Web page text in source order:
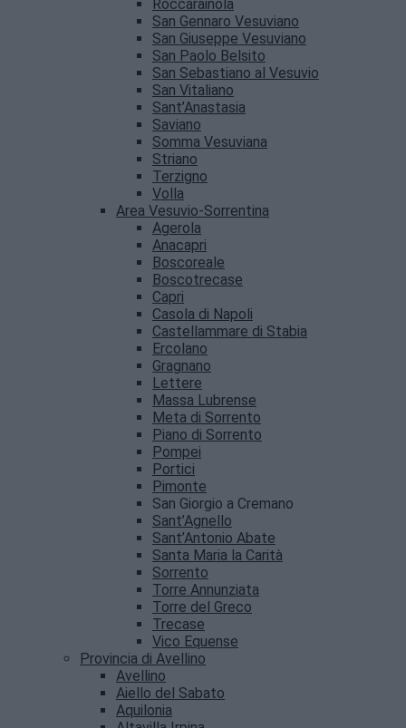
Roccarainola
San Gennaro Vesuviano
San Giuseppe Vesuviano
San Paolo Belsito
San Sebastiano al Vesuvio
San Vitaliano
Sant’Anastasia
Saviano
Somma Vesuviana
Striano
Terzigno
Volla
Area Vesuvio-Sorrentina
Agerola
Anacapri
Boscoreale
Boscotrecase
Capri
Casola di Napoli
Castellammare di Stabia
Ercolano
Gragnano
Lettere
Massa Lubrense
Meta di Sorrento
Piano di Sorrento
Pompei
Portici
Pimonte
San Giorgio a Cremano
Sant’Agnello
Sant’Antonio Abate
Santa Maria la Carità
Sorrento
Torre Annunziata
Torre del Greco
Trecase
Vico Equense
Provincia di Avellino
Avellino
Aiello del Sabato
Aquilonia